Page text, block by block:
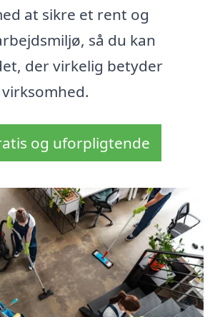
at sikre et rent og
så du kan
der virkelig betyder
og uforpligtende